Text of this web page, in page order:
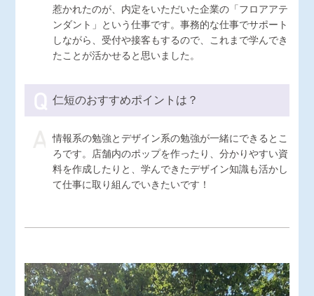
惹かれたのが、内定をいただいた企業の「フロアアテ
ンダント」という仕事です。事務的な仕事でサポート
しながら、受付や接客もするので、これまで学んでき
たことが活かせると思いました。
仁短のおすすめポイントは？
情報系の勉強とデザイン系の勉強が一緒にできるとこ
ろです。店舗内のポップを作ったり、分かりやすい資
料を作成したりと、学んできたデザイン知識も活かし
て仕事に取り組んでいきたいです！